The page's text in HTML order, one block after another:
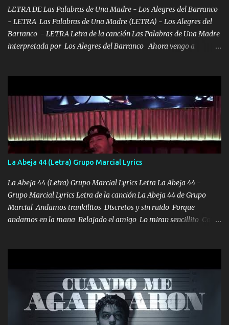
los HERMANOS un cerebro inteligente y com...
LETRA DE Las Palabras de Una Madre - Los Alegres del Barranco
- LETRA Las Palabras de Una Madre (LETRA) - Los Alegres del
Barranco - LETRA Letra de la canción Las Palabras de Una Madre
interpretada por Los Alegres del Barranco Ahora vengo a
quiso, él tiempo sigue pasando y nunca te olvidaremos, aquí
seguiré esperando hasta volvernos a vernos El recuerdo que yo
tengo de mi mente no se va, en mi corazón me llevo lo mismo que
tu papá, a veces me pongo triste porque no puedo mirarte, mas se
que tu me escuchas porque tu eres mi gran ángel, El desespero me
llega para reunirme contigo, tu iluminas mi sendero por siempre
serás mi niño, del amor que yo te tengo es co...
La Abeja 44 (Letra) Grupo Marcial Lyrics
La Abeja 44 (Letra) Grupo Marcial Lyrics Letra La Abeja 44 -
Grupo Marcial Lyrics Letra de la canción La Abeja 44 de Grupo
Marcial Andamos trankilitos Discretos y sin ruido Porque
andamos en la mana Relajado el amigo Lo miran sencillito Con
coronamos Se jala los marciales Y sus guitarras ya van sonando
Un gallardo me prendo Para agarrar el vuelo y la mente y
tranquilizando Tomense un buen trago Y así es como empezamos
los versos que voy cantando (Music) A vido alta y bajas La carreta
se atora Pero nunca le aflojamos Ya me han pasado cosas Y